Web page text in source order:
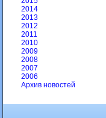
2014
2013
2012
2011
2010
2009
2008
2007
2006
Архив новостей